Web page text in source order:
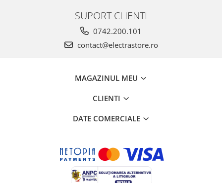
SUPORT CLIENTI
0742.200.101
contact@electrastore.ro
MAGAZINUL MEU
CLIENTI
DATE COMERCIALE